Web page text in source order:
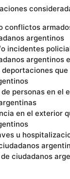
conflictos
argentinos
incidentes
argentinos
deportaciones
personas en el
en el exterior
u
ciudadanos